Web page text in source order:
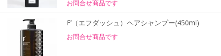
お問合せ商品です
F’（エフダッシュ）ヘアシャンプー(450ml)
お問合せ商品です